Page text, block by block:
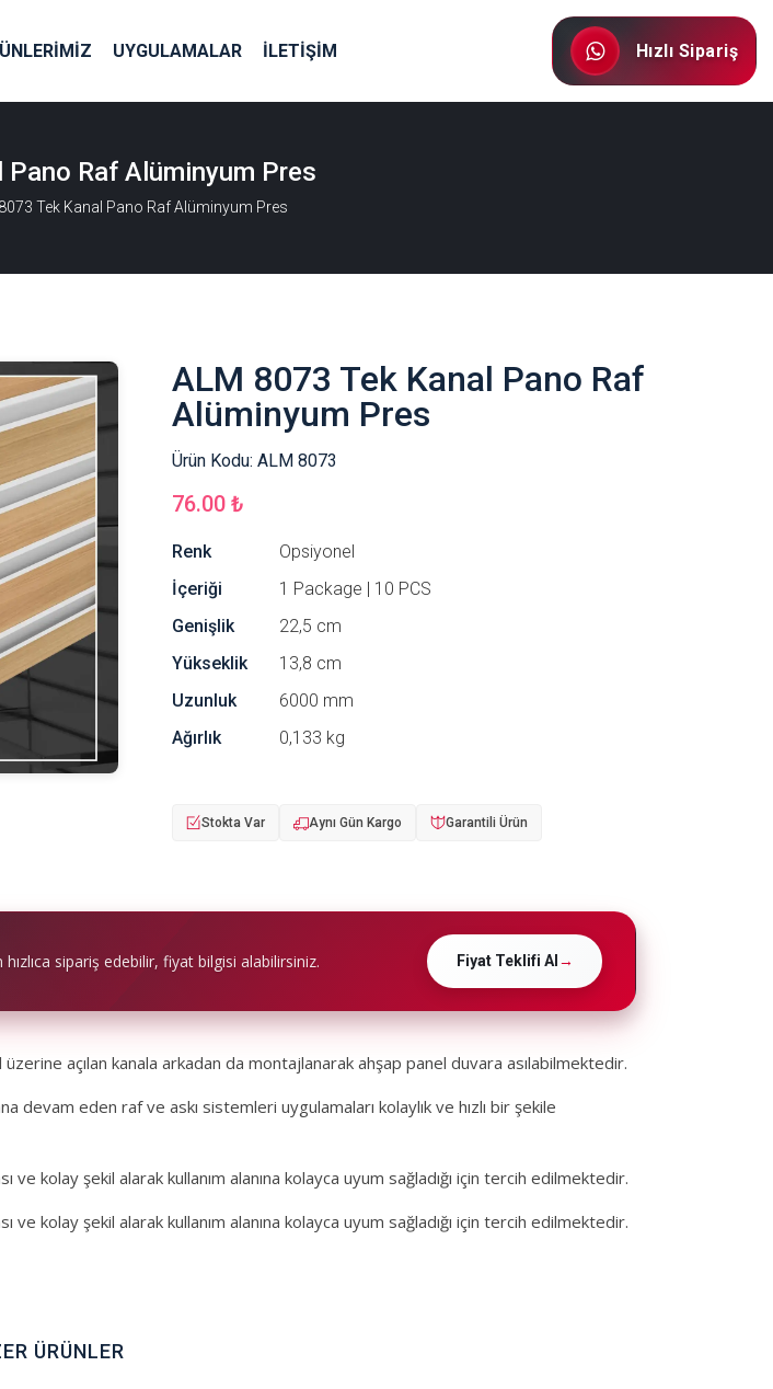
UYGULAMALAR İLETİŞİM Hızlı Sipariş
Raf Alüminyum Pres
Tek Kanal Pano Raf Alüminyum Pres
ALM 8073 Tek Kanal Pano Raf
Alüminyum Pres
Ürün Kodu: ALM 8073
76.00 ₺
Renk
Opsiyonel
İçeriği
1 Package | 10 PCS
Genişlik
22,5 cm
Yükseklik
13,8 cm
Uzunluk
6000 mm
Ağırlık
0,133 kg
Stokta Var Aynı Gün Kargo Garantili Ürün
sipariş edebilir, fiyat bilgisi alabilirsiniz. Fiyat Teklifi Al →
açılan kanala arkadan da montajlanarak ahşap panel duvara asılabilmektedir.
devam eden raf ve askı sistemleri uygulamaları kolaylık ve hızlı bir şekile
kolay şekil alarak kullanım alanına kolayca uyum sağladığı için tercih edilmektedir.
kolay şekil alarak kullanım alanına kolayca uyum sağladığı için tercih edilmektedir.
ÜRÜNLER